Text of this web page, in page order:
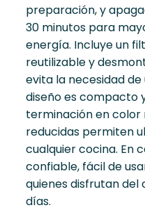
preparación, y
30 minutos para
energía. Incluye un
reutilizable y
evita la necesidad
diseño es compacto
terminación en color
reducidas permiten
cualquier cocina. En
confiable, fácil de
quienes disfrutan
días.